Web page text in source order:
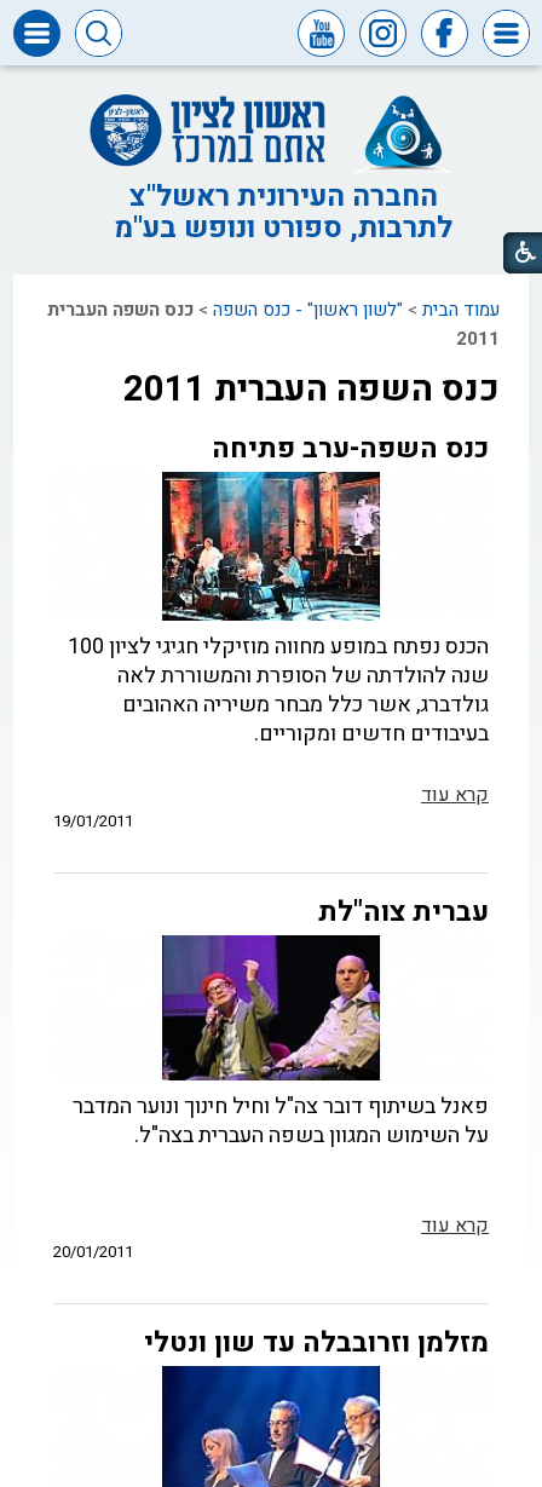
ומכרזים
חופש
המידע
דבר
ראש
דבר
המנכ"ל
דירקטוריון
החברה
צור
החברה העירונית ראשל"צ
לתרבות, ספורט ונופש בע"מ
עמוד הבית > "לשון ראשון" - כנס השפה >כנס השפה העברית
2011
כנס השפה העברית 2011
כנס השפה-ערב פתיחה
הכנס נפתח במופע מחווה מוזיקלי חגיגי לציון 100
שנה להולדתה של הסופרת והמשוררת לאה
גולדברג, אשר כלל מבחר משיריה האהובים
בעיבודים חדשים ומקוריים.
קרא עוד
19/01/2011
עברית צוה"לת
פאנל בשיתוף דובר צה"ל וחיל חינוך ונוער המדבר
על השימוש המגוון בשפה העברית בצה"ל.
קרא עוד
20/01/2011
מזלמן וזרובבלה עד שון ונטלי